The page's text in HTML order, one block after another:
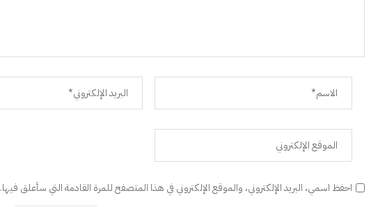
احفظ اسمي، البريد الإلكتروني، والموقع الإلكتروني في هذا المتصفح للمرة القادمة التي سأعلق فيها.